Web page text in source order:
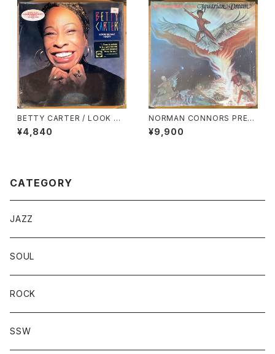
BETTY CARTER / LOOK W
HAT I GOT!
¥4,840
NORMAN CONNORS PRESE
NTS AQUARIAN DREAM / A
QUARIAN DREAM
¥9,900
CATEGORY
JAZZ
SOUL
ROCK
SSW